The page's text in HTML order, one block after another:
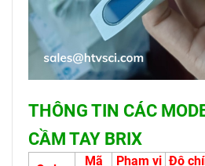
THÔNG TIN CÁC
CẦM TAY BRIX
Mã
Phạm vi Độ